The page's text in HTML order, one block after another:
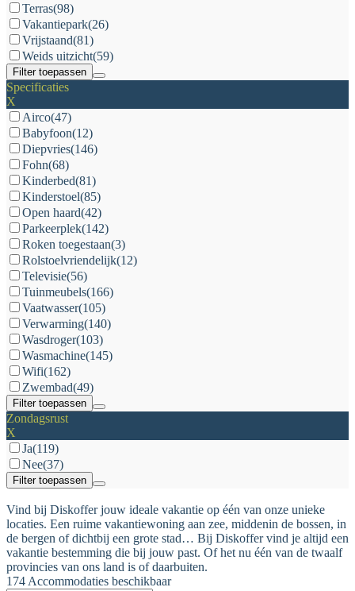
Terras(98)
Vakantiepark(26)
Vrijstaand(81)
Weids uitzicht(59)
Filter toepassen
Specificaties
X
Airco(47)
Babyfoon(12)
Diepvries(146)
Fohn(68)
Kinderbed(81)
Kinderstoel(85)
Open haard(42)
Parkeerplek(142)
Roken toegestaan(3)
Rolstoelvriendelijk(12)
Televisie(56)
Tuinmeubels(166)
Vaatwasser(105)
Verwarming(140)
Wasdroger(103)
Wasmachine(145)
Wifi(162)
Zwembad(49)
Filter toepassen
Zondagsrust
X
Ja(119)
Nee(37)
Filter toepassen
Vind bij Diskoffer jouw ideale vakantie op één van onze unieke
locaties. Een ruime vakantiewoning aan zee, middenin de bossen, in
de bergen of dichtbij een grote stad… Bij Diskoffer vind je altijd een
vakantie bestemming die bij jouw past. Of het nu één van de twaalf
provincies van ons land is of daarbuiten.
174 Accommodaties beschikbaar